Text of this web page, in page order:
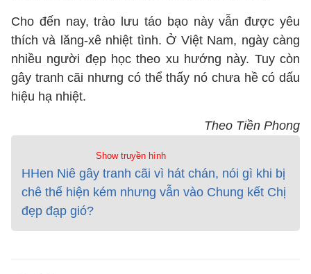
Cho đến nay, trào lưu táo bạo này vẫn được yêu
thích và lăng-xê nhiệt tình. Ở Việt Nam, ngày càng
nhiều người đẹp học theo xu hướng này. Tuy còn
gây tranh cãi nhưng có thể thấy nó chưa hề có dấu
hiệu hạ nhiệt.
Theo Tiền Phong
Show truyền hình
HHen Niê gây tranh cãi vì hát chán, nói gì khi bị
chê thể hiện kém nhưng vẫn vào Chung kết Chị
đẹp đạp gió?